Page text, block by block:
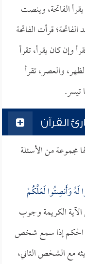
الفاتحة، وينصت
قرأت الفاتحة
وإن كان يقرأ، تقرأ
والعصر، تقرأ
تيسر.
القرآن
مجموعة من الأسئلة
لَهُ وَأَنصِتُوا لَعَلَّكُمْ
من الآية الكريمة وجوب
الحكم إذا سمع شخص
مع الشخص الثاني،